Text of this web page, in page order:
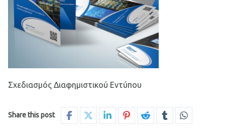
Σχεδιασμός Διαφημιστικού Εντύπου
Share this post